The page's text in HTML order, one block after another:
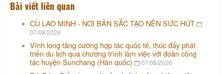
Bài viết liên quan
CÙ LAO MINH - NƠI BẢN SẮC TẠO NÊN SỨC HÚT
07/08/2026
Vĩnh long tăng cường hợp tác quốc tế, thúc đẩy phát
triển du lịch qua chương trình làm việc với đoàn công
tác huyện Sunchang (Hàn quốc)
07/08/2026